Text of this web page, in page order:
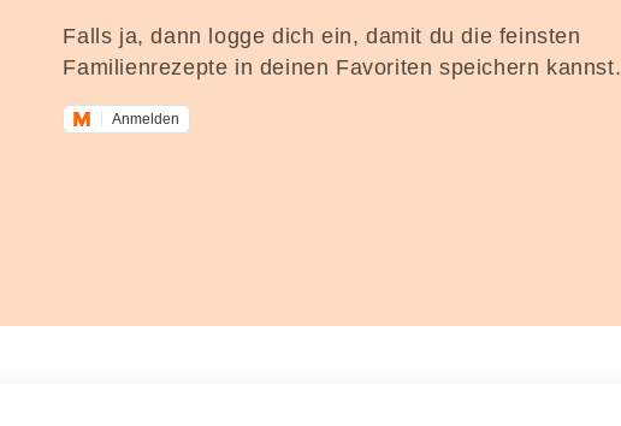
Falls ja, dann logge dich ein, damit du die feinsten
Familienrezepte in deinen Favoriten speichern kannst.
Anmelden